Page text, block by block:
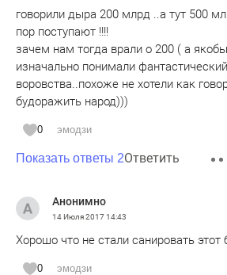
говорили дыра 200 млрд ..а тут 500
пор поступают !!!!
зачем нам тогда врали о 200 ( а
изначально понимали
воровства..похоже не хотели как
будоражить народ)))
0 эмодзи
Показать ответы 2Ответить
Анонимно
14 Июля 201714:43
Хорошо что не стали санировать этот
0 эмодзи